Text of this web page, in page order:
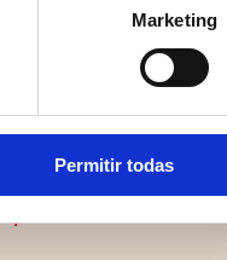
Marketing
Permitir todas
de la Junta